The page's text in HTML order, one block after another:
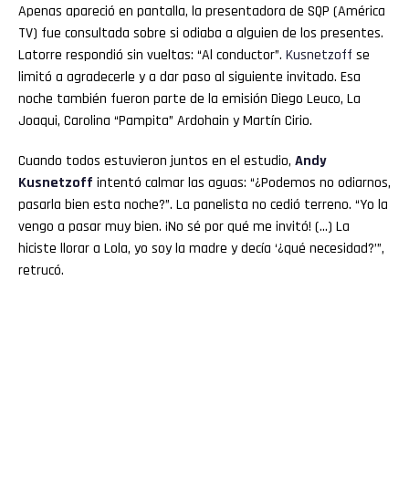
Apenas apareció en pantalla, la presentadora de SQP (América
TV) fue consultada sobre si odiaba a alguien de los presentes.
Latorre respondió sin vueltas: “Al conductor”. Kusnetzoff se
limitó a agradecerle y a dar paso al siguiente invitado. Esa
noche también fueron parte de la emisión Diego Leuco, La
Joaqui, Carolina “Pampita” Ardohain y Martín Cirio.
Cuando todos estuvieron juntos en el estudio, Andy
Kusnetzoff intentó calmar las aguas: “¿Podemos no odiarnos,
pasarla bien esta noche?”. La panelista no cedió terreno. “Yo la
vengo a pasar muy bien. ¡No sé por qué me invitó! (…) La
hiciste llorar a Lola, yo soy la madre y decía ‘¿qué necesidad?’”,
retrucó.